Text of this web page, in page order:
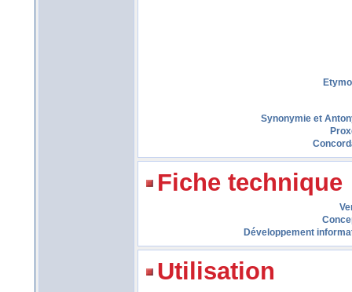
Synonymie et
Fiche technique
Développement
Utilisation